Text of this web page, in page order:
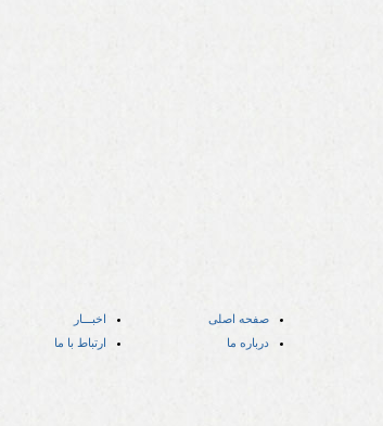
صفحه اصلی
اخبـــار
درباره ما
ارتباط با ما